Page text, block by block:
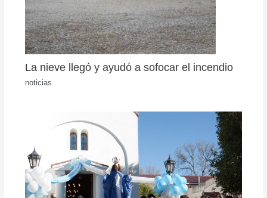
La nieve llegó y ayudó a sofocar el incendio
noticias